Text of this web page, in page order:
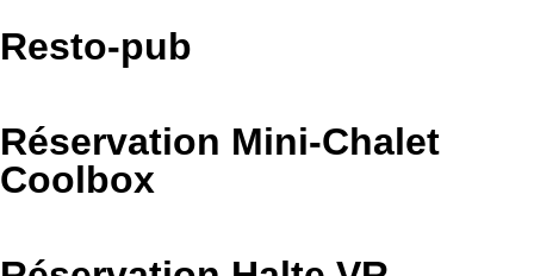
Resto-pub
Réservation Mini-Chalet
Coolbox